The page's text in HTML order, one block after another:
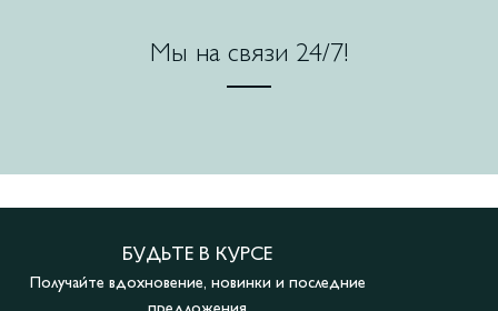
Мы на связи 24/7!
БУДЬТЕ В КУРСЕ
Получайте вдохновение, новинки и последние